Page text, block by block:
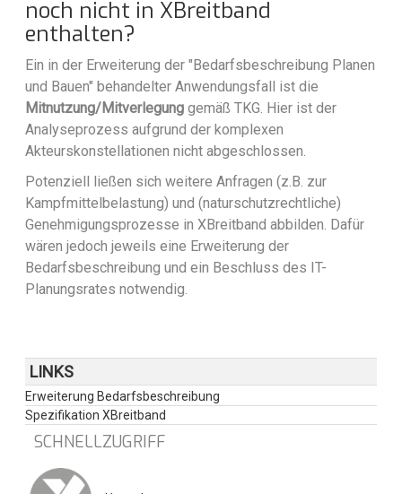
noch nicht in XBreitband
enthalten?
Ein in der Erweiterung der "Bedarfsbeschreibung Planen
und Bauen" behandelter Anwendungsfall ist die
Mitnutzung/Mitverlegung gemäß TKG. Hier ist der
Analyseprozess aufgrund der komplexen
Akteurskonstellationen nicht abgeschlossen.
Potenziell ließen sich weitere Anfragen (z.B. zur
Kampfmittelbelastung) und (naturschutzrechtliche)
Genehmigungsprozesse in XBreitband abbilden. Dafür
wären jedoch jeweils eine Erweiterung der
Bedarfsbeschreibung und ein Beschluss des IT-
Planungsrates notwendig.
LINKS
Erweiterung Bedarfsbeschreibung
Spezifikation XBreitband
SCHNELLZUGRIFF